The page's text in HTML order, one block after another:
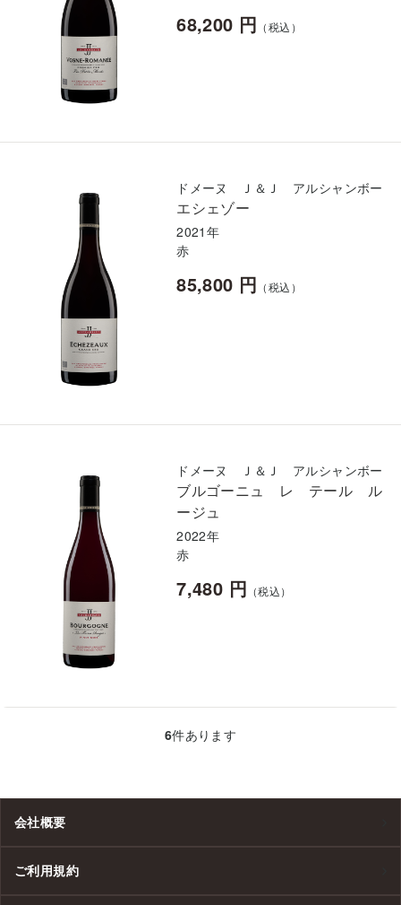
68,200 円 （税込）
ドメーヌ Ｊ＆Ｊ アルシャンボー
エシェゾー
2021年
赤
85,800 円 （税込）
ドメーヌ Ｊ＆Ｊ アルシャンボー
ブルゴーニュ レ テール ル
ージュ
2022年
赤
7,480 円 （税込）
6件あります
会社概要
ご利用規約